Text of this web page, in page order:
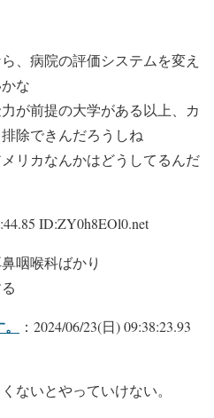
、病院の評価システムを変え
な
が前提の大学がある以上、カ
除できんだろうしね
リカなんかはどうしてるんだ
ID:ZY0h8EOl0.net
咽喉科ばかり
：2024/06/23(日) 09:38:23.93
ないとやっていけない。